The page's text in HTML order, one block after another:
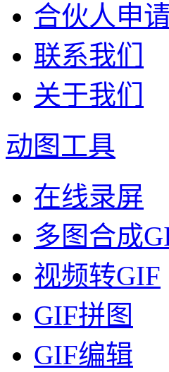
合伙人申
联系我们
关于我们
动图工具
在线录屏
多图合成
视频转GIF
GIF拼图
GIF编辑